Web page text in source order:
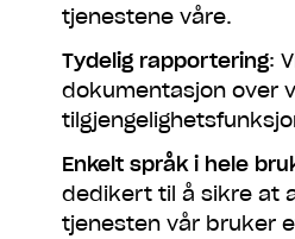
tjenestene våre.
Tydelig rapportering:
dokumentasjon over
Enkelt språk i hele
dedikert til å sikre at
tjenesten vår bruker